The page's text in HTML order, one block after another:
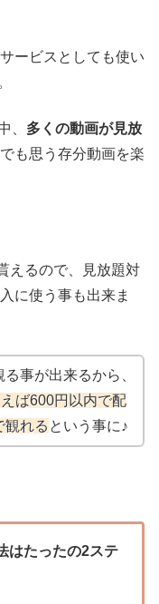
ービスとしても使い
、 多くの動画が見放
も思う存分動画を楽
えるので、見放題対
に使う事も出来ま
事が出来るから、
ば600円以内で配
観れるという事に♪
はたったの2ステ